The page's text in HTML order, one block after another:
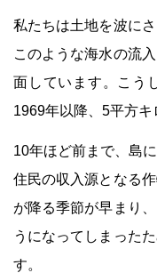
私たちは土地を波に
このような海水の流
面しています。こう
1969年以降、5平方キ
10年ほど前まで、島
住民の収入源となる
が降る季節が早まり
うになってしまった
す。